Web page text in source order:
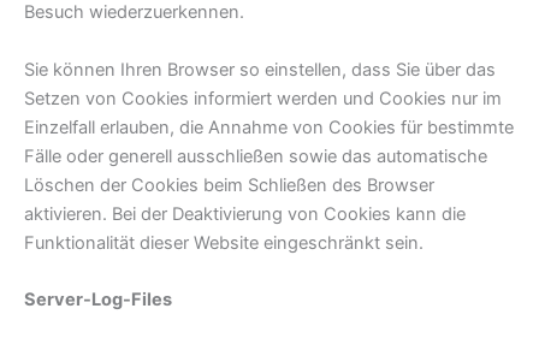
Besuch wiederzuerkennen.
Sie können Ihren Browser so einstellen, dass Sie über das
Setzen von Cookies informiert werden und Cookies nur im
Einzelfall erlauben, die Annahme von Cookies für bestimmte
Fälle oder generell ausschließen sowie das automatische
Löschen der Cookies beim Schließen des Browser
aktivieren. Bei der Deaktivierung von Cookies kann die
Funktionalität dieser Website eingeschränkt sein.
Server-Log-Files